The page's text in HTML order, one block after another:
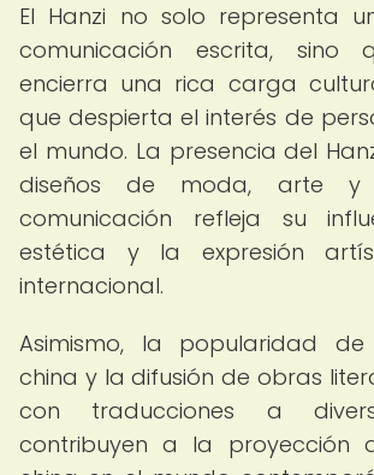
El Hanzi no solo representa
comunicación escrita, sino
encierra una rica carga
que despierta el interés de
el mundo. La presencia del
diseños de moda, arte y
comunicación refleja su
estética y la expresión
internacional.
Asimismo, la popularidad
china y la difusión de obras
con traducciones a
contribuyen a la proyección